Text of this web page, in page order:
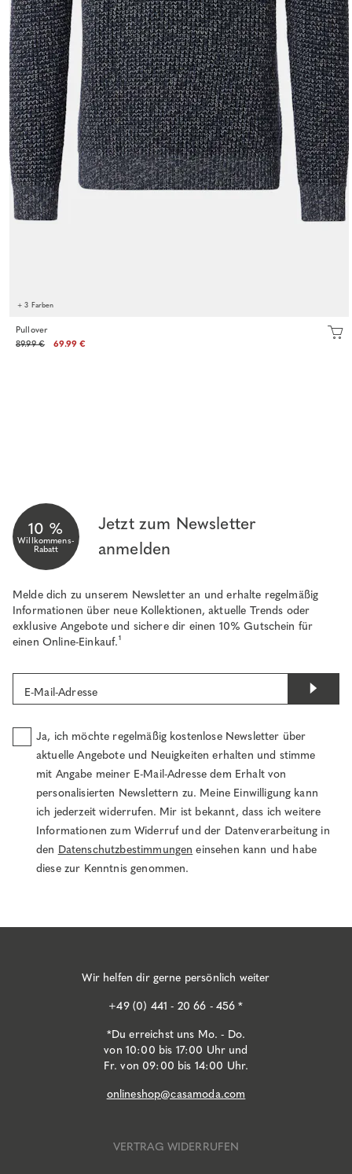
+ 3 Farben
Pullover
89.99 €
69.99 €
10 %
Willkommens-
Rabatt
Jetzt zum Newsletter
anmelden
Melde dich zu unserem Newsletter an und erhalte regelmäßig
Informationen über neue Kollektionen, aktuelle Trends oder
exklusive Angebote und sichere dir einen 10% Gutschein für
einen Online-Einkauf.¹
E-Mail-Adresse
Ja, ich möchte regelmäßig kostenlose Newsletter über
aktuelle Angebote und Neuigkeiten erhalten und stimme
mit Angabe meiner E-Mail-Adresse dem Erhalt von
personalisierten Newslettern zu. Meine Einwilligung kann
ich jederzeit widerrufen. Mir ist bekannt, dass ich weitere
Informationen zum Widerruf und der Datenverarbeitung in
den Datenschutzbestimmungen einsehen kann und habe
diese zur Kenntnis genommen.
Wir helfen dir gerne persönlich weiter
+49 (0) 441 - 20 66 - 456 *
*Du erreichst uns Mo. - Do.
von 10:00 bis 17:00 Uhr und
Fr. von 09:00 bis 14:00 Uhr.
onlineshop@casamoda.com
VERTRAG WIDERRUFEN